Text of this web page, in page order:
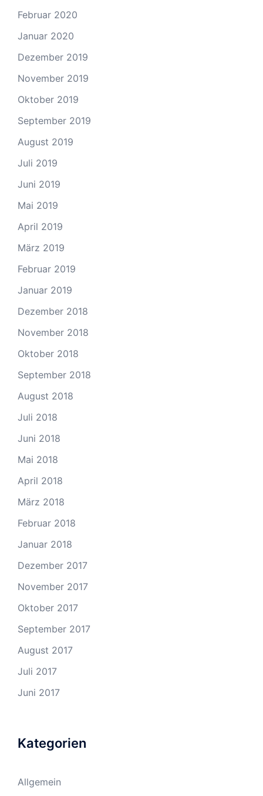
Februar 2020
Januar 2020
Dezember 2019
November 2019
Oktober 2019
September 2019
August 2019
Juli 2019
Juni 2019
Mai 2019
April 2019
März 2019
Februar 2019
Januar 2019
Dezember 2018
November 2018
Oktober 2018
September 2018
August 2018
Juli 2018
Juni 2018
Mai 2018
April 2018
März 2018
Februar 2018
Januar 2018
Dezember 2017
November 2017
Oktober 2017
September 2017
August 2017
Juli 2017
Juni 2017
Kategorien
Allgemein